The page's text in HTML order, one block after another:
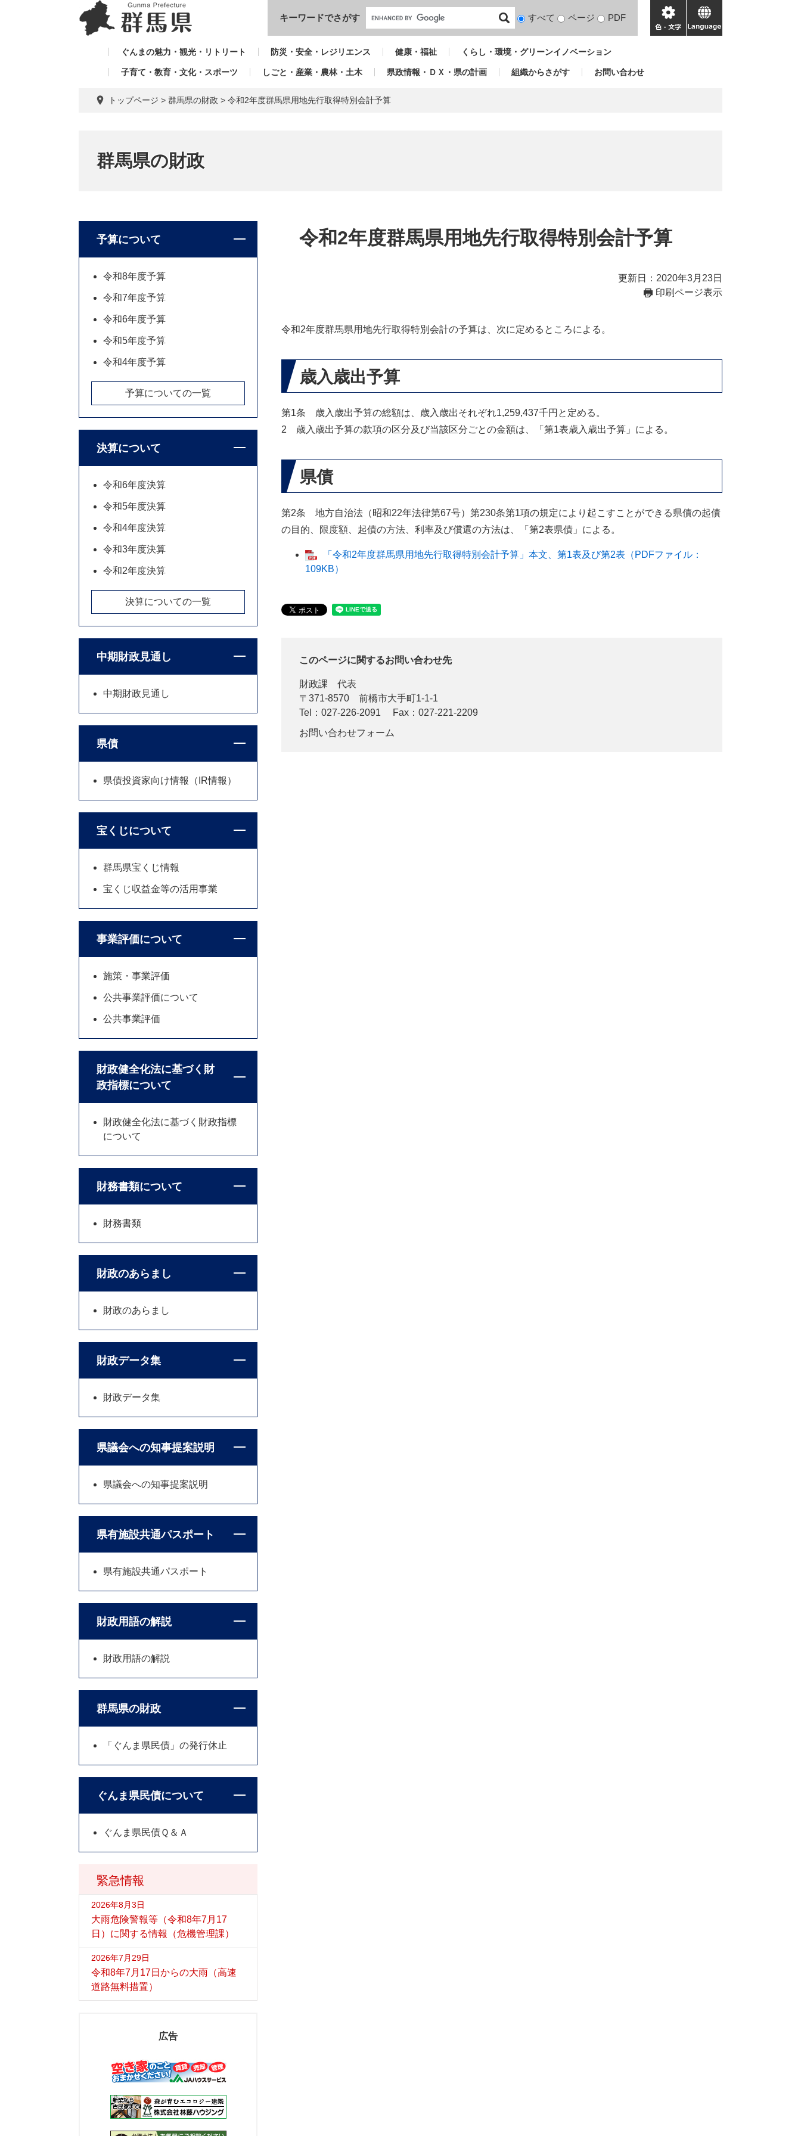
本文へ
キーワードでさがす
検
対
すべて ページ PDF
色・
文
language
ぐんまの魅力・観光・リトリート 防災・安全・レジリエンス 健康・福祉 くらし・環境・グリーンイノベーション
子育て・教育・文化・スポーツ しごと・産業・農林・土木 県政情報・ＤＸ・県の計画 組織からさがす お問い合わせ
トップページ > 群馬県の財政 > 令和2年度群馬県用地先行取得特別会計予算
群馬県の財政
令和2年度群馬県用地先行取得特別会計予算
更新日：2020年3月23日
印刷ページ表示
令和2年度群馬県用地先行取得特別会計の予算は、次に定めるところによる。
歳入歳出予算
第1条 歳入歳出予算の総額は、歳入歳出それぞれ1,259,437千円と定める。
2 歳入歳出予算の款項の区分及び当該区分ごとの金額は、「第1表歳入歳出予算」による。
県債
第2条 地方自治法（昭和22年法律第67号）第230条第1項の規定により起こすことができる県債の起債
の目的、限度額、起債の方法、利率及び償還の方法は、「第2表県債」による。
「令和2年度群馬県用地先行取得特別会計予算」本文、第1表及び第2表（PDFファイル：
109KB）
このページに関するお問い合わせ先
財政課
代表
〒371-8570
前橋市大手町1-1-1
Tel：027-226-2091
Fax：027-221-2209
お問い合わせフォーム
緊急情報
2026年8月3日
大雨危険警報等（令和8年7月17
日）に関する情報（危機管理課）
2026年7月29日
令和8年7月17日からの大雨（高速
道路無料措置）
予算について
令和8年度予算
令和7年度予算
令和6年度予算
令和5年度予算
令和4年度予算
予算についての一覧
決算について
令和6年度決算
令和5年度決算
令和4年度決算
令和3年度決算
令和2年度決算
決算についての一覧
中期財政見通し
中期財政見通し
県債
県債投資家向け情報（IR情報）
宝くじについて
群馬県宝くじ情報
宝くじ収益金等の活用事業
事業評価について
施策・事業評価
公共事業評価について
公共事業評価
財政健全化法に基づく財
政指標について
財政健全化法に基づく財政指標
について
財務書類について
財務書類
財政のあらまし
財政のあらまし
財政データ集
財政データ集
県議会への知事提案説明
県議会への知事提案説明
県有施設共通パスポート
県有施設共通パスポート
財政用語の解説
財政用語の解説
群馬県の財政
「ぐんま県民債」の発行休止
ぐんま県民債について
ぐんま県民債Ｑ＆Ａ
広告